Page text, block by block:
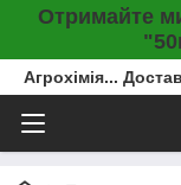
Отримайте
Агрохімія...